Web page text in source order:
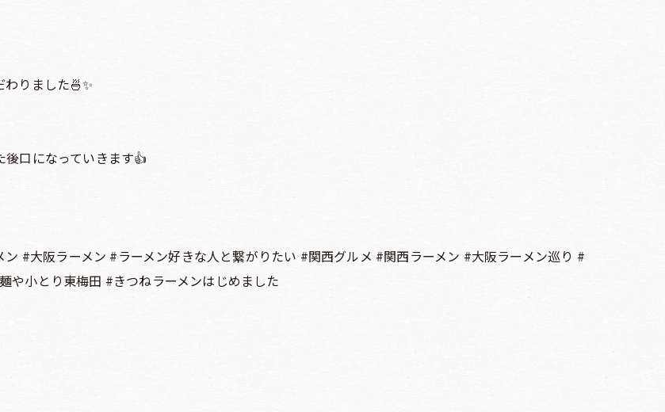
りました🍜✨
口になっていきます👍
#大阪ラーメン #ラーメン好きな人と繋がりたい #関西グルメ #関西ラーメン #大阪ラーメン巡り #
や小とり東梅田 #きつねラーメンはじめました